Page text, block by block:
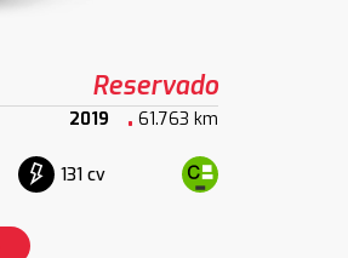
Reservado
2019 61.763 km
131 cv